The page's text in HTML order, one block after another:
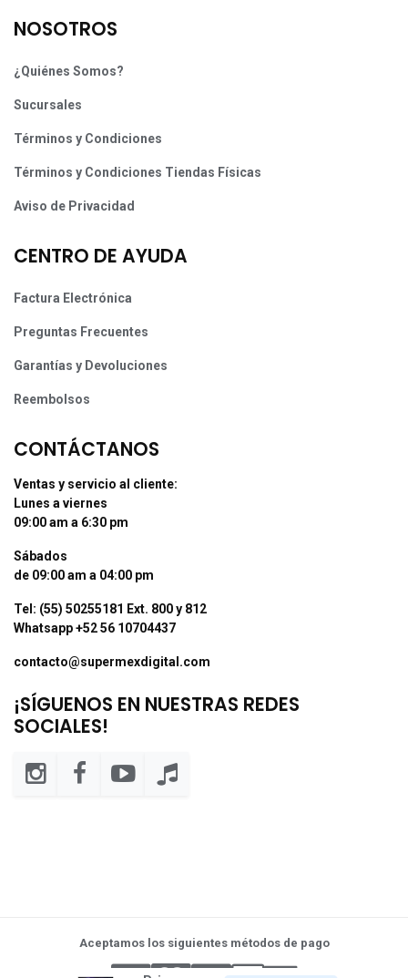
NOSOTROS
¿Quiénes Somos?
Sucursales
Términos y Condiciones
Términos y Condiciones Tiendas Físicas
Aviso de Privacidad
CENTRO DE AYUDA
Factura Electrónica
Preguntas Frecuentes
Garantías y Devoluciones
Reembolsos
CONTÁCTANOS
Ventas y servicio al cliente:
Lunes a viernes
09:00 am a 6:30 pm
Sábados
de 09:00 am a 04:00 pm
Tel: (55) 50255181 Ext. 800 y 812
Whatsapp +52 56 10704437
contacto@supermexdigital.com
¡SÍGUENOS EN NUESTRAS REDES
SOCIALES!
Aceptamos los siguientes métodos de pago